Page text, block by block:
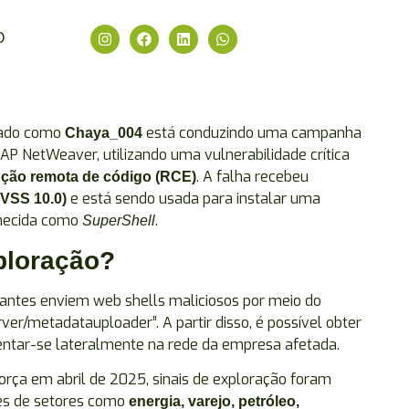
como Chaya_004está conduzindo uma campanha
NetWeaver, utilizando uma vulnerabilidade crítica
remota de código (RCE). A falha recebeu
10.0)e está sendo usada para instalar uma
como SuperShell.
enviem web shells maliciosos por meio do
metadatauploader”. A partir disso, é possível obter
se lateralmente na rede da empresa afetada.
em abril de 2025, sinais de exploração foram
de setores como energia, varejo, petróleo,